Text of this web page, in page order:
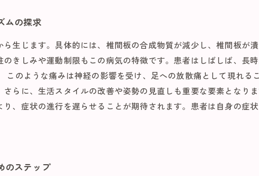
ムの探求
生じます。具体的には、椎間板の合成物質が減少し、椎間板が
きしみや運動制限もこの病気の特徴です。患者はしばしば、長
のような痛みは神経の影響を受け、足への放散痛として現れる
らに、生活スタイルの改善や姿勢の見直しも重要な要素となり
、症状の進行を遅らせることが期待されます。患者は自身の症
のステップ